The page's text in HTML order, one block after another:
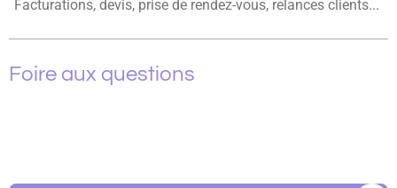
Facturations, devis, prise de rendez-vous, relances clients...
Foire aux questions